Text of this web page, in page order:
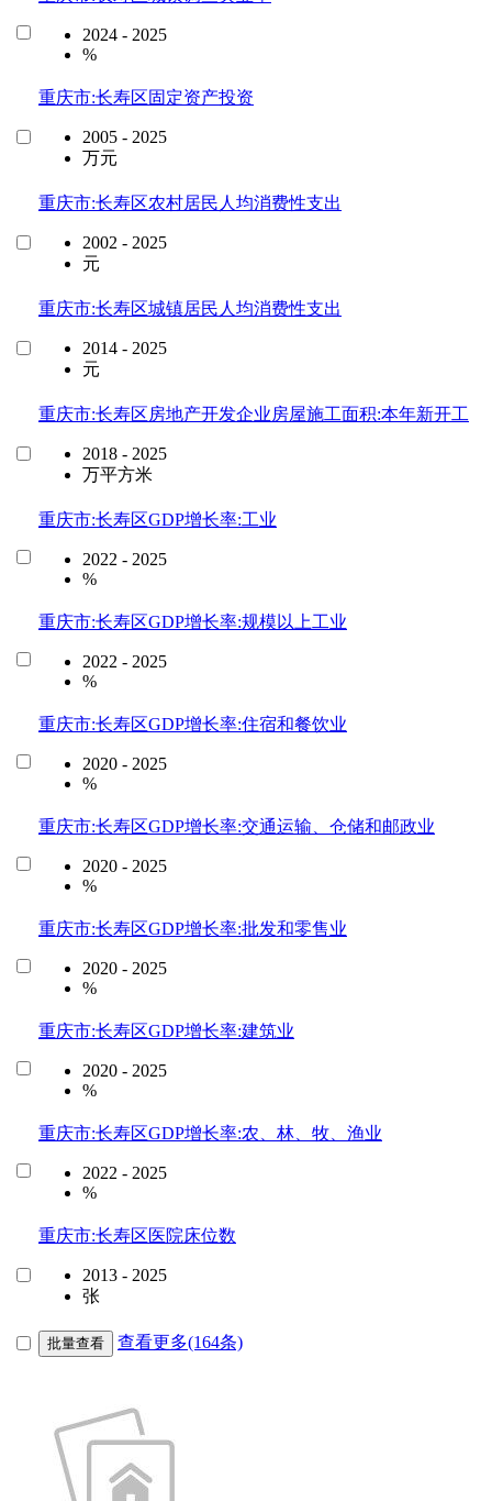
2024 - 2025
%
重庆市:长寿区固定资产投资
2005 - 2025
万元
重庆市:长寿区农村居民人均消费性支出
2002 - 2025
元
重庆市:长寿区城镇居民人均消费性支出
2014 - 2025
元
重庆市:长寿区房地产开发企业房屋施工面积:本年新开工
2018 - 2025
万平方米
重庆市:长寿区GDP增长率:工业
2022 - 2025
%
重庆市:长寿区GDP增长率:规模以上工业
2022 - 2025
%
重庆市:长寿区GDP增长率:住宿和餐饮业
2020 - 2025
%
重庆市:长寿区GDP增长率:交通运输、仓储和邮政业
2020 - 2025
%
重庆市:长寿区GDP增长率:批发和零售业
2020 - 2025
%
重庆市:长寿区GDP增长率:建筑业
2020 - 2025
%
重庆市:长寿区GDP增长率:农、林、牧、渔业
2022 - 2025
%
重庆市:长寿区医院床位数
2013 - 2025
张
批量查看 查看更多(164条)